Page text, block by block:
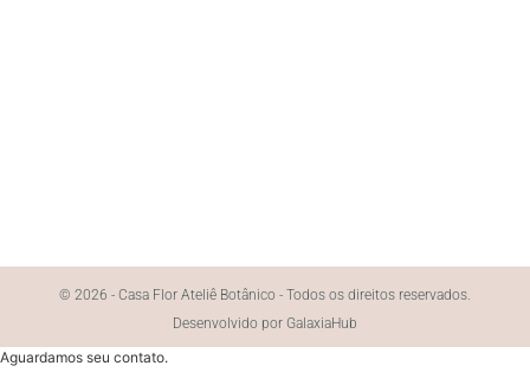
© 2026 - Casa Flor Ateliê Botânico - Todos os direitos reservados.
Desenvolvido por GalaxiaHub
Aguardamos seu contato.